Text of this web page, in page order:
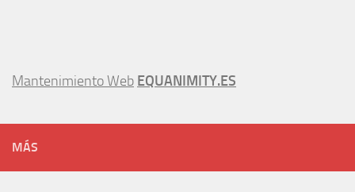
Mantenimiento Web EQUANIMITY.ES
MÁS